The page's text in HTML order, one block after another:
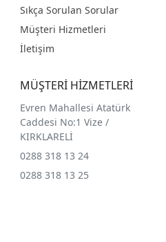
Sıkça Sorulan Sorular
Müşteri Hizmetleri
İletişim
MÜŞTERİ HİZMETLERİ
Evren Mahallesi Atatürk
Caddesi No:1 Vize /
KIRKLARELİ
0288 318 13 24
0288 318 13 25